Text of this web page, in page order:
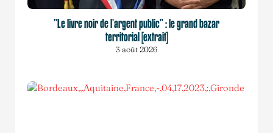
"Le livre noir de l'argent public" : le grand bazar
territorial [extrait]
3 août 2026